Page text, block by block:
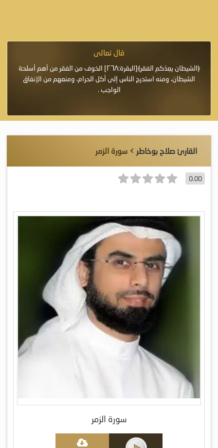
قال تعالى
﴿الشيطان يعِدُكم الفقر﴾[البقرة:٢٦٨] الخوف من الفقر من أهم أسلحة
الشيطان، ومنه استدرج الناس إلى أكل الحرام، ومنعهم من الإنفاق
الواجب .
القارئ صلاح بوخاطر > سورة الزمر
0.00
سورة الزمر